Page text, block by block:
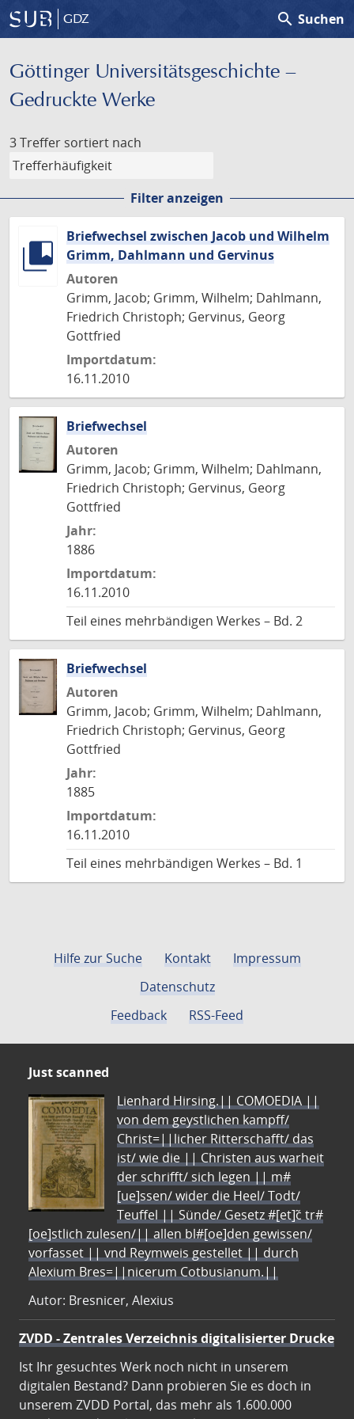
GDZ search Suchen
Göttinger Universitäts­geschichte –
Gedruckte Werke
3 Treffer sortiert nach
Filter anzeigen
Briefwechsel zwischen Jacob und Wilhelm
Grimm, Dahlmann und Gervinus
Autoren
Grimm, Jacob; Grimm, Wilhelm; Dahlmann,
Friedrich Christoph; Gervinus, Georg
Gottfried
Importdatum:
16.11.2010
Briefwechsel
Autoren
Grimm, Jacob; Grimm, Wilhelm; Dahlmann,
Friedrich Christoph; Gervinus, Georg
Gottfried
Jahr:
1886
Importdatum:
16.11.2010
Teil eines mehrbändigen Werkes – Bd. 2
Briefwechsel
Autoren
Grimm, Jacob; Grimm, Wilhelm; Dahlmann,
Friedrich Christoph; Gervinus, Georg
Gottfried
Jahr:
1885
Importdatum:
16.11.2010
Teil eines mehrbändigen Werkes – Bd. 1
Hilfe zur Suche Kontakt
Impressum
Datenschutz
Feedback
RSS-Feed
Just scanned
Lienhard Hirsing.|| COMOEDIA ||
von dem geystlichen kampff/
Christ=||licher Ritterschafft/ das
ist/ wie die || Christen aus warheit
der schrifft/ sich legen || m#
[ue]ssen/ wider die Heel/ Todt/
Teuffel || Sünde/ Gesetz #[et]c̃ tr#
[oe]stlich zulesen/|| allen bl#[oe]den gewissen/
vorfasset || vnd Reymweis gestellet || durch
Alexium Bres=||nicerum Cotbusianum.||
Autor: Bresnicer, Alexius
ZVDD - Zentrales Verzeichnis digitalisierter Drucke
Ist Ihr gesuchtes Werk noch nicht in unserem
digitalen Bestand? Dann probieren Sie es doch in
unserem ZVDD Portal, das mehr als 1.600.000